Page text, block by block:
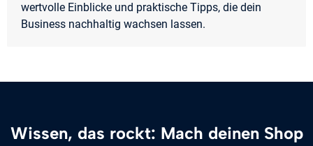
wertvolle Einblicke und praktische Tipps, die dein
Business nachhaltig wachsen lassen.
Wissen, das rockt: Mach deinen Shop